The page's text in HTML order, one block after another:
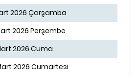
2026 Çarşamba
2026 Perşembe
2026 Cuma
2026 Cumartesi